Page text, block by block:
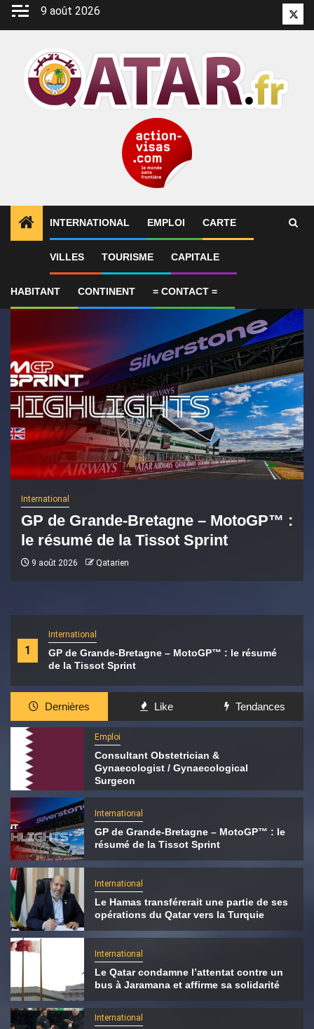
Aller
9 août 2026
INTERNATIONAL EMPLOI CARTE
VILLES TOURISME CAPITALE
HABITANT CONTINENT = CONTACT =
ALERTES INFO 1 GP de Grande-Bretagne –
1
International
GP de Grande-Bretagne – MotoGP™ : le résumé
de la Tissot Sprint
International
GP de Grande-Bretagne – MotoGP™ :
le résumé de la Tissot Sprint
9 août 2026 Qatarien
Dernières Like Tendances
Emploi
Consultant Obstetrician &
Gynaecologist / Gynaecological
Surgeon
International
GP de Grande-Bretagne – MotoGP™ : le
résumé de la Tissot Sprint
International
Le Hamas transférerait une partie de ses
opérations du Qatar vers la Turquie
International
Le Qatar condamne l’attentat contre un
bus à Jaramana et affirme sa solidarité
International